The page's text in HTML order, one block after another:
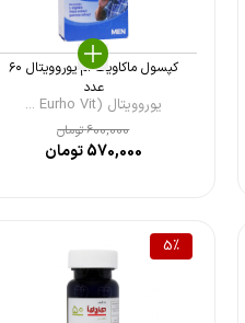
کپسول ماکاویت ام یوروویتال ۶۰
عدد
یوروویتال (Eurho Vit ...
600,000تومان
570,000تومان
5%